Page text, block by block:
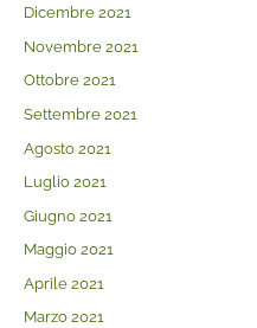
Dicembre 2021
Novembre 2021
Ottobre 2021
Settembre 2021
Agosto 2021
Luglio 2021
Giugno 2021
Maggio 2021
Aprile 2021
Marzo 2021